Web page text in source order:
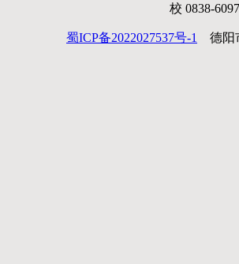
校 0838-
蜀ICP备2022027537号-1 德阳